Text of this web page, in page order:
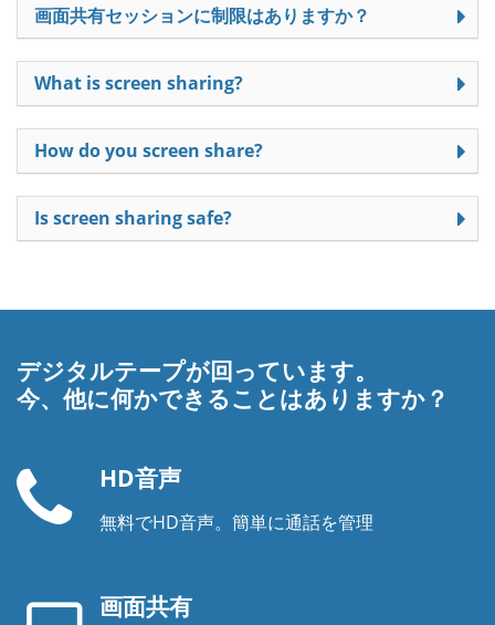
画面共有セッションに制限はありますか？
What is screen sharing?
How do you screen share?
Is screen sharing safe?
デジタルテープが回っています。
今、他に何かできることはありますか？
機
HD音声
無料でHD音声。簡単に通話を管理
画面共有